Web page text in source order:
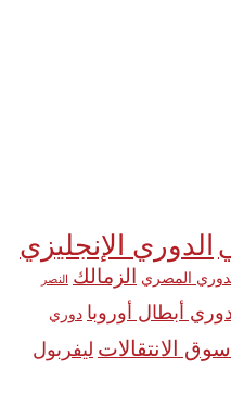
الدوري الإنجليزي
المصري الزمالك النصر
دوري أبطال أوروبا دوري
سوق الانتقالات ليفربول